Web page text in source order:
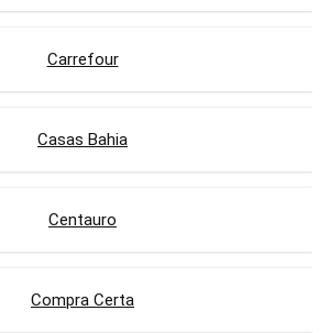
Carrefour
Casas Bahia
Centauro
Compra Certa